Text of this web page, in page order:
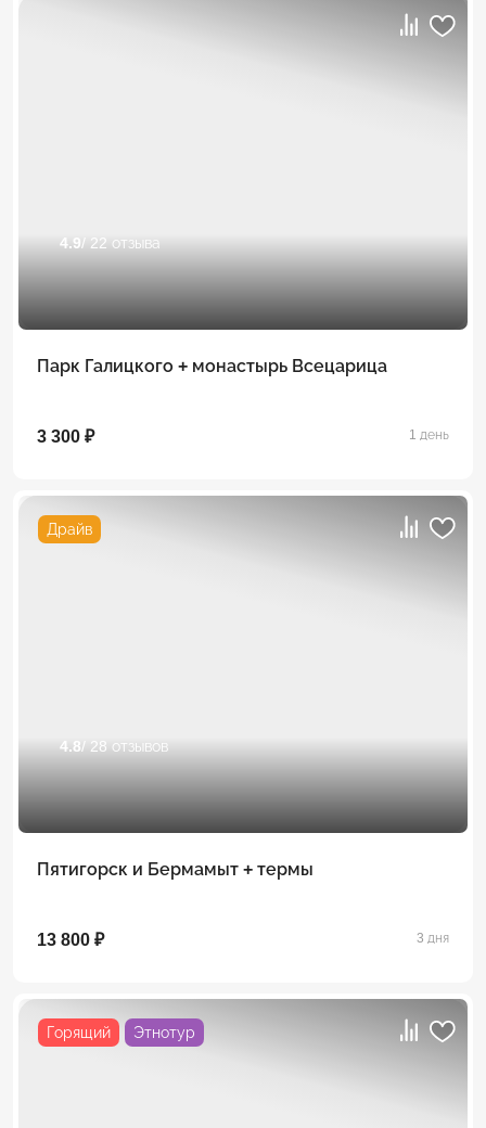
4.9/ 22 отзыва
Парк Галицкого + монастырь Всецарица
3 300 ₽ 1 день
Драйв
4.8/ 28 отзывов
Пятигорск и Бермамыт + термы
13 800 ₽ 3 дня
Горящий Этнотур